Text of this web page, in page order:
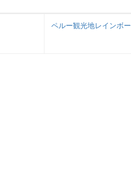
ペルー観光地レインボ